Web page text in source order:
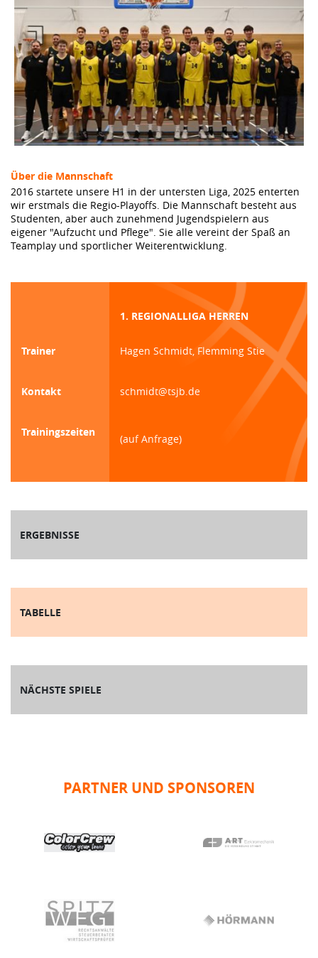
Über die Mannschaft
2016 startete unsere H1 in der untersten Liga, 2025 enterten
wir erstmals die Regio-Playoffs. Die Mannschaft besteht aus
Studenten, aber auch zunehmend Jugendspielern aus
eigener "Aufzucht und Pflege". Sie alle vereint der Spaß an
Teamplay und sportlicher Weiterentwicklung.
1. REGIONALLIGA HERREN
Trainer Hagen Schmidt, Flemming Stie
Kontakt schmidt@tsjb.de
Trainingszeiten
(auf Anfrage)
ERGEBNISSE
TABELLE
NÄCHSTE SPIELE
PARTNER UND SPONSOREN